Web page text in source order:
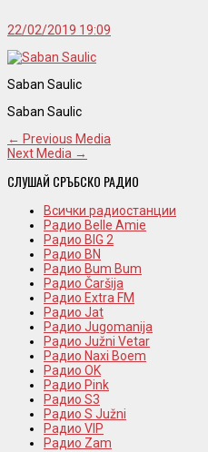
22/02/2019 19:09
Saban Saulic
Saban Saulic
← Previous Media
Next Media →
СЛУШАЙ СРЪБСКО РАДИО
Всички радиостанции
Радио Belle Amie
Радио BIG 2
Радио BN
Радио Bum Bum
Радио Čaršija
Радио Extra FM
Радио Jat
Радио Jugomanija
Радио Južni Vetar
Радио Naxi Boem
Радио OK
Радио Pink
Радио S3
Радио S Južni
Радио VIP
Радио Zam